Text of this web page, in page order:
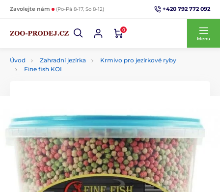
Zavolejte nám (Po-Pá 8-17, So 8-12) +420 792 772 092
0
Menu
Úvod Zahradní jezírka
Krmivo pro jezírkové ryby
Fine fish KOI